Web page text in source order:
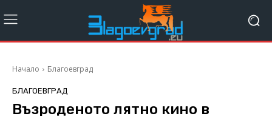
Начало Благоевград
БЛАГОЕВГРАД
Възроденото лятно кино в